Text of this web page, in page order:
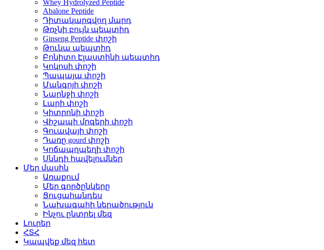
Whey Hydrolyzed Peptide
Abalone Peptide
Դիտակարգվող մարդ
Թռչնի բույն պեպտիդ
Ginseng Peptide փոշի
Թունա պեպտիդ
Բոնիտո Էլաստինի պեպտիդ
Կոկոսի փոշի
Պապայա փոշի
Մանգոյի փոշի
Նարնջի փոշի
Լարի փոշի
Կիտրոնի փոշի
Վիշապի մրգերի փոշի
Գուավայի փոշի
Դառը gourd փոշի
Կոճապղպեղի փոշի
Սննդի հավելումներ
Մեր մասին
Առաքում
Մեր գործընկերը
Ցուցահանդես
Նախագահի ներածություն
Ինչու ընտրել մեզ
Լուրեր
ՀՏՀ
Կապվեք մեզ հետ